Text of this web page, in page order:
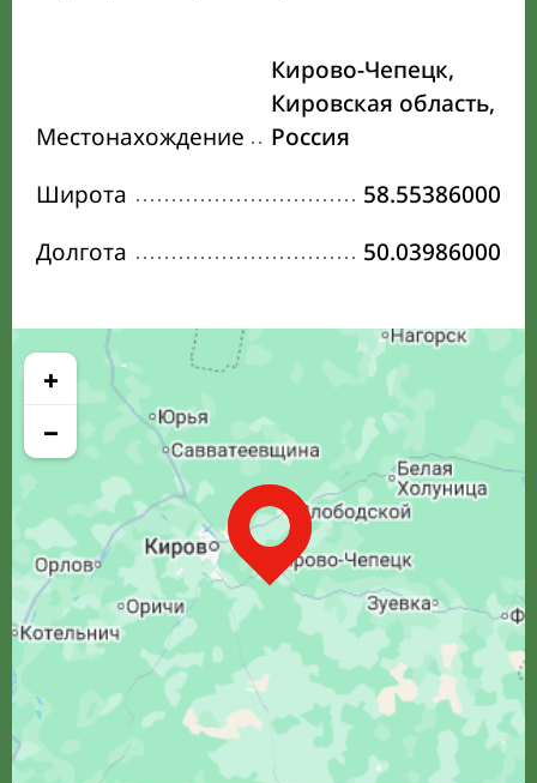
Местонахождение
Кирово-Чепецк,
Кировская область,
Россия
Широта
58.55386000
Долгота
50.03986000
+
−